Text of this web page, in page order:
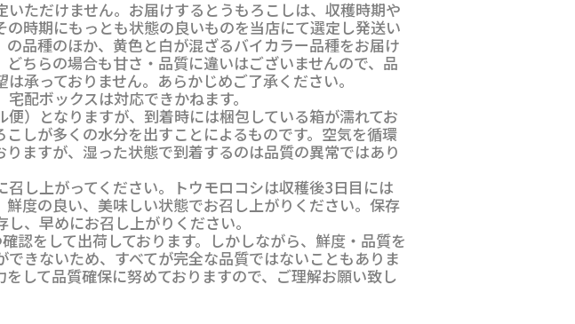
ただけません。お届けするとうもろこしは、収穫時期や
の時期にもっとも状態の良いものを当店にて選定し発送い
の品種のほか、黄色と白が混ざるバイカラー品種をお届け
どちらの場合も甘さ・品質に違いはございませんので、品
承っておりません。あらかじめご了承ください。
配ボックスは対応できかねます。
便）となりますが、到着時には梱包している箱が濡れてお
こしが多くの水分を出すことによるものです。空気を循環
りますが、湿った状態で到着するのは品質の異常ではあり
召し上がってください。トウモロコシは収穫後3日目には
鮮度の良い、美味しい状態でお召し上がりください。保存
、早めにお召し上がりください。
認をして出荷しております。しかしながら、鮮度・品質を
できないため、すべてが完全な品質ではないこともありま
をして品質確保に努めておりますので、ご理解お願い致し